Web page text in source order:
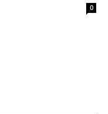
0